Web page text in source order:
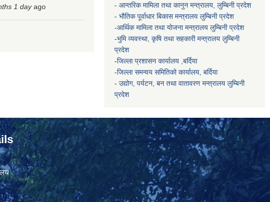
1 dayago
- आन्तरिक मामिला तथा कानुन मन्त्रालय, लुम्बिनी प्रदेश
- भौतिक पूर्वाधार बिकास मन्त्रालय लुम्बिनी प्रदेश
-आर्थिक मामिला तथा योजना मन्त्रालय लुम्बिनी प्रदेश
-भुमि व्यवस्था, कृषि तथा सहकारी मन्त्रालय लुम्बिनी
प्रदेश
-जिल्ला प्रशासन कार्यालय ,बर्दिया
-जिल्ला समन्वय समितिको कार्यालय, बर्दिया
- उद्योग, पर्यटन, बन तथा वातावरण मन्त्रालय लुम्बिनी
प्रदेश